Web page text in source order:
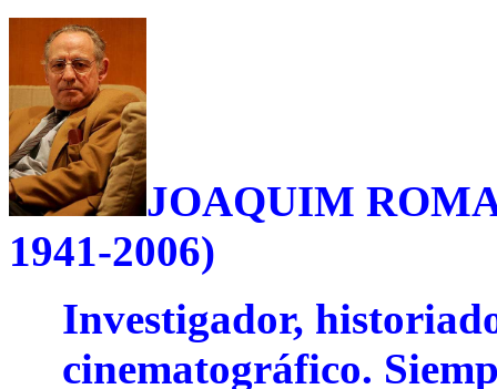
JOAQUIM
1941-2006)
Investigador,
cinematográfico.